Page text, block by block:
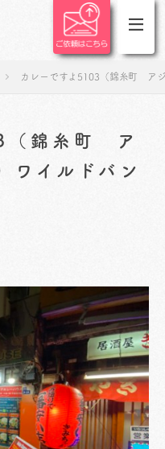
カレーですよ5103（錦糸町 ア
（錦糸町 ア
ワイルドバン